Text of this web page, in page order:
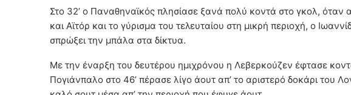
Στο 32’ ο Παναθηναϊκός πλησίασε ξανά πολύ κοντά στο γκολ,
και Αϊτόρ και το γύρισμα του τελευταίου στη μικρή περιοχή, ο
σπρώξει την μπάλα στα δίκτυα.
Με την έναρξη του δευτέρου ημιχρόνου η Λεβερκούζεν έφτασε
Πογιάνπαλο στο 46’ πέρασε λίγο άουτ απ’ το αριστερό δοκάρι του